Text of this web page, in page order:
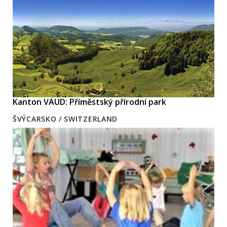
Kanton VAUD: Příměstský přírodní park
ŠVÝCARSKO / SWITZERLAND